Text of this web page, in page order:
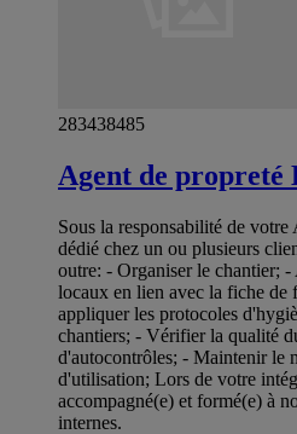
283438485
Agent de propreté
Sous la responsabilité de
dédié chez un ou plusieurs
outre: - Organiser le chantier; -
locaux en lien avec la fiche de
appliquer les protocoles
chantiers; - Vérifier la qualité
d'autocontrôles; - Maintenir le
d'utilisation; Lors de votre
accompagné(e) et formé(e) à
internes.